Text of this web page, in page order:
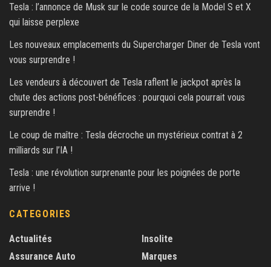
Tesla : l’annonce de Musk sur le code source de la Model S et X
qui laisse perplexe
Les nouveaux emplacements du Supercharger Diner de Tesla vont
vous surprendre !
Les vendeurs à découvert de Tesla raflent le jackpot après la
chute des actions post-bénéfices : pourquoi cela pourrait vous
surprendre !
Le coup de maître : Tesla décroche un mystérieux contrat à 2
milliards sur l’IA !
Tesla : une révolution surprenante pour les poignées de porte
arrive !
CATEGORIES
Actualités
Assurance Auto
Insolite
Marques